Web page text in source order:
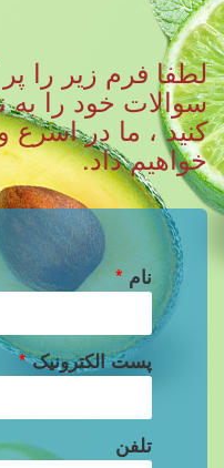
لطفا فرم زیر را
کنید ، ما در
خواهیم داد.
نام *
پست الکترونیک*
تلفن